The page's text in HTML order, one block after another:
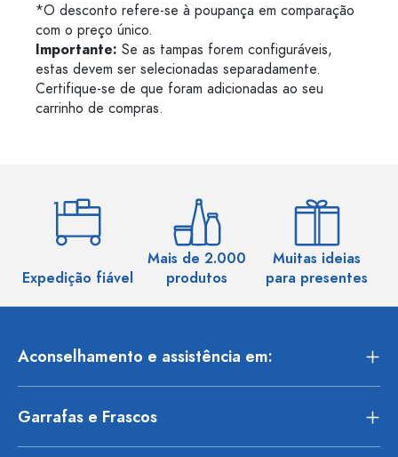
*O desconto refere-se à poupança em comparação
com o preço único.
Importante: Se as tampas forem configuráveis,
estas devem ser selecionadas separadamente.
Certifique-se de que foram adicionadas ao seu
carrinho de compras.
Expedição fiável
Mais de 2.000
produtos
Muitas ideias
para presentes
Aconselhamento e assistência em:
Garrafas e Frascos